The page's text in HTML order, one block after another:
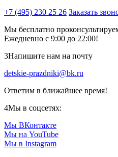
+7 (495) 230 25 26 Заказать
Мы бесплатно
Ежедневно с 9:00 до 22:00!
3Напишите нам на почту
detskie-prazdniki@bk.ru
Ответим в ближайшее время!
4Мы в соцсетях:
Мы ВКонтакте
Мы на YouTube
Мы в Instagram